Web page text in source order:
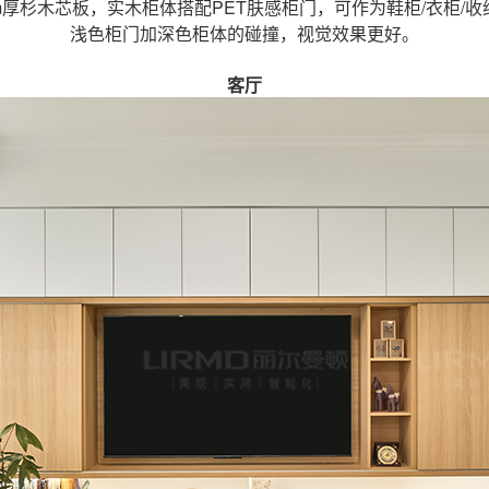
杉木芯板，实木柜体搭配PET肤感柜门，可作为鞋柜/衣柜/收
浅色柜门加深色柜体的碰撞，视觉效果更好。
客厅